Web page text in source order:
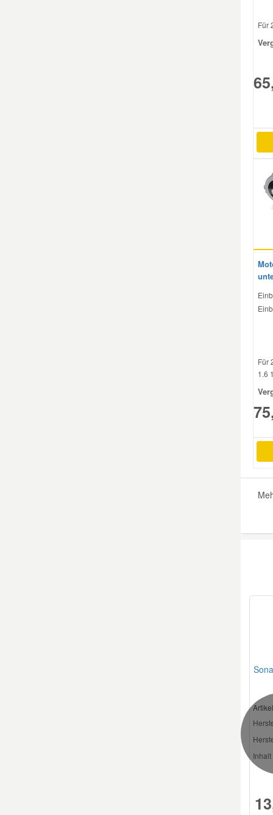
Für
Für
1.6
Inhalt